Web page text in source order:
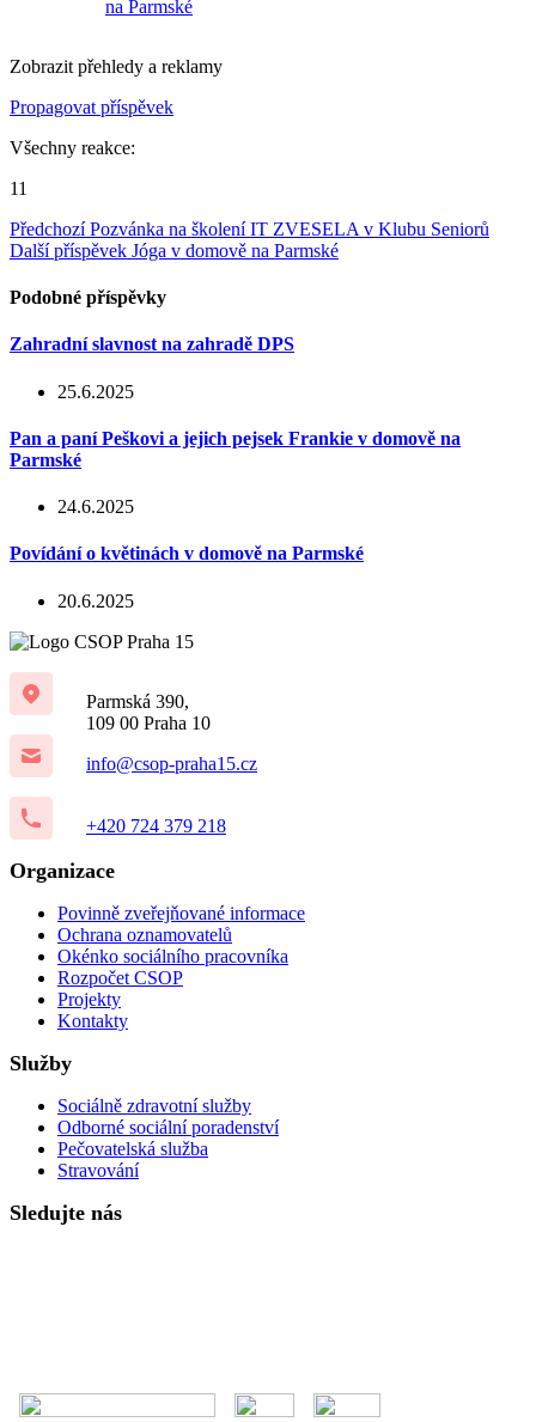
Zobrazit přehledy a reklamy
Propagovat příspěvek
Všechny reakce:
11
PředchozíPozvánka na školení IT ZVESELA v Klubu Seniorů
Další příspěvek Jóga v domově na Parmské
Podobné příspěvky
Zahradní slavnost na zahradě DPS
25.6.2025
Pan a paní Peškovi a jejich pejsek Frankie v domově na
Parmské
24.6.2025
Povídání o květinách v domově na Parmské
20.6.2025
Parmská 390,
109 00 Praha 10
info@csop-praha15.cz
+420 724 379 218
Organizace
Povinně zveřejňované informace
Ochrana oznamovatelů
Okénko sociálního pracovníka
Rozpočet CSOP
Projekty
Kontakty
Služby
Sociálně zdravotní služby
Odborné sociální poradenství
Pečovatelská služba
Stravování
Sledujte nás